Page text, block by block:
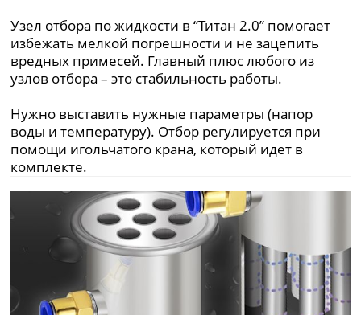
Узел отбора по жидкости в “Титан 2.0” помогает
избежать мелкой погрешности и не зацепить
вредных примесей. Главный плюс любого из
узлов отбора – это стабильность работы.
Нужно выставить нужные параметры (напор
воды и температуру). Отбор регулируется при
помощи игольчатого крана, который идет в
комплекте.